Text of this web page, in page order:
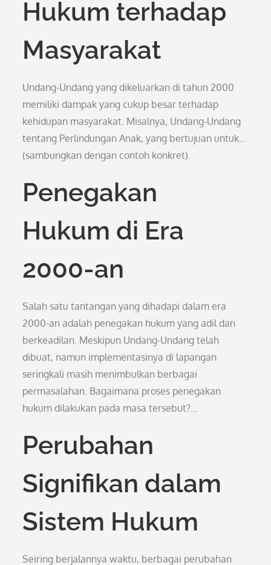
Hukum terhadap
Masyarakat
Undang-Undang yang dikeluarkan di tahun 2000
memiliki dampak yang cukup besar terhadap
kehidupan masyarakat. Misalnya, Undang-Undang
tentang Perlindungan Anak, yang bertujuan untuk…
(sambungkan dengan contoh konkret).
Penegakan
Hukum di Era
2000-an
Salah satu tantangan yang dihadapi dalam era
2000-an adalah penegakan hukum yang adil dan
berkeadilan. Meskipun Undang-Undang telah
dibuat, namun implementasinya di lapangan
seringkali masih menimbulkan berbagai
permasalahan. Bagaimana proses penegakan
hukum dilakukan pada masa tersebut?…
Perubahan
Signifikan dalam
Sistem Hukum
Seiring berjalannya waktu, berbagai perubahan